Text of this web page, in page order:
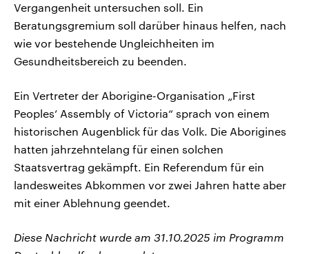
Vergangenheit untersuchen soll. Ein
Beratungsgremium soll darüber hinaus helfen, nach
wie vor bestehende Ungleichheiten im
Gesundheitsbereich zu beenden.
Ein Vertreter der Aborigine-Organisation „First
Peoples‘ Assembly of Victoria“ sprach von einem
historischen Augenblick für das Volk. Die Aborigines
hatten jahrzehntelang für einen solchen
Staatsvertrag gekämpft. Ein Referendum für ein
landesweites Abkommen vor zwei Jahren hatte aber
mit einer Ablehnung geendet.
Diese Nachricht wurde am 31.10.2025 im Programm